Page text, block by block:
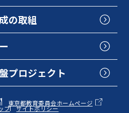
の取組
プロジェクト
東京都教育委員会ホームページ
プ サイトポリシー